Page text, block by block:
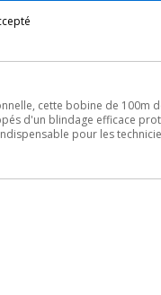
cette bobine de 100m
d'un blindage efficace
pour les